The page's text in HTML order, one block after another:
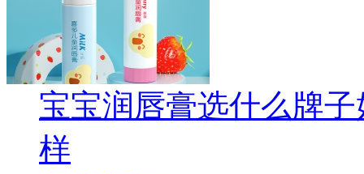
宝宝润唇膏选什么牌
样